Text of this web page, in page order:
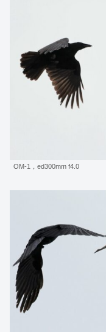
OM-1，ed300mm f4.0